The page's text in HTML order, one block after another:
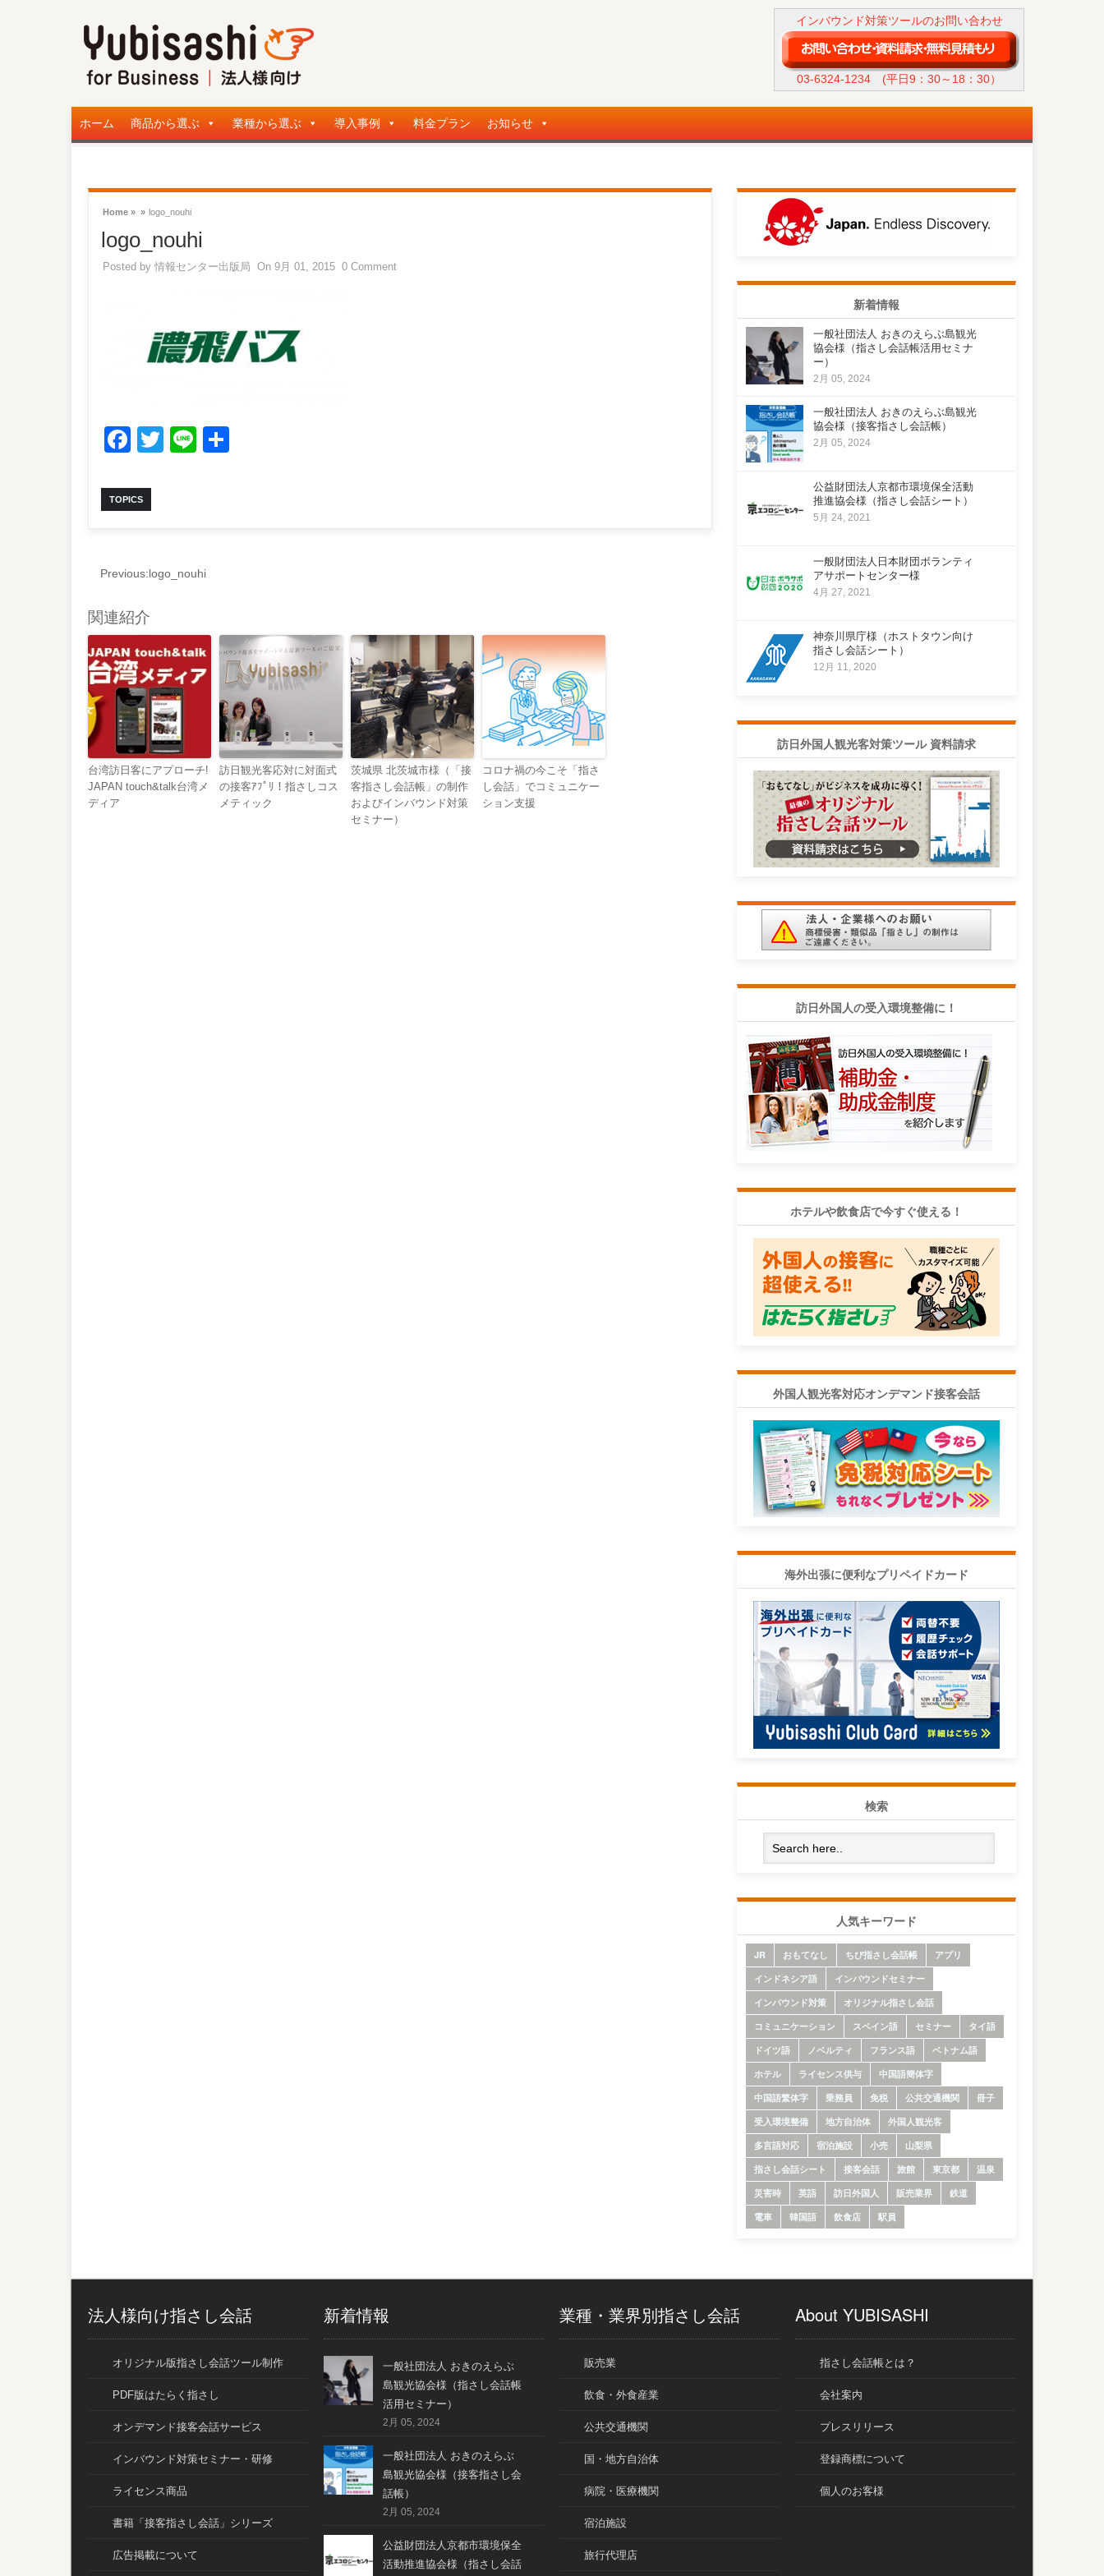
インバウンド対策ツールのお問い合わせ
03-6324-1234 (平日9：30～18：30）
ホーム 商品から選ぶ 業種から選ぶ 導入事例 料金プラン お知らせ
Home » » logo_nouhi
logo_nouhi
Posted by 情報センター出版局 On 9月 01, 2015 0 Comment
Facebook
Twitter
Line
TOPICS
Previous:logo_nouhi
関連紹介
台湾訪日客にアプローチ!
JAPAN touch&talk台湾メ
ディア
訪日観光客応対に対面式
の接客ｱﾌﾟﾘ！指さしコス
メティック
茨城県 北茨城市様（「接
客指さし会話帳」の制作
およびインバウンド対策
セミナー）
コロナ禍の今こそ「指さ
し会話」でコミュニケー
ション支援
新着情報
一般社団法人 おきのえらぶ島観光
協会様（指さし会話帳活用セミナ
ー）
2月 05, 2024
一般社団法人 おきのえらぶ島観光
協会様（接客指さし会話帳）
2月 05, 2024
公益財団法人京都市環境保全活動
推進協会様（指さし会話シート）
5月 24, 2021
一般財団法人日本財団ボランティ
アサポートセンター様
4月 27, 2021
神奈川県庁様（ホストタウン向け
指さし会話シート）
12月 11, 2020
訪日外国人観光客対策ツール 資料請求
訪日外国人の受入環境整備に！
ホテルや飲食店で今すぐ使える！
外国人観光客対応オンデマンド接客会話
海外出張に便利なプリペイドカード
検索
人気キーワード
JR おもてなし ちび指さし会話帳
アプリ
インドネシア語
インバウンドセミナー
インバウンド対策
オリジナル指さし会話
コミュニケーション
スペイン語 セミナー
タイ語
ドイツ語
ノベルティ フランス語
ベトナム語
ホテル
ライセンス供与
中国語簡体字
中国語繁体字
乗務員 免税 公共交通機関
冊子
受入環境整備
地方自治体
外国人観光客
多言語対応
宿泊施設 小売
山梨県
指さし会話シート
接客会話 旅館 東京都
温泉
災害時
英語 訪日外国人 販売業界
鉄道
電車
韓国語 飲食店 駅員
法人様向け指さし会話
オリジナル版指さし会話ツール制作
PDF版はたらく指さし
オンデマンド接客会話サービス
インバウンド対策セミナー・研修
ライセンス商品
書籍「接客指さし会話」シリーズ
広告掲載について
新着情報
一般社団法人 おきのえらぶ
島観光協会様（指さし会話帳
活用セミナー）
2月 05, 2024
一般社団法人 おきのえらぶ
島観光協会様（接客指さし会
話帳）
2月 05, 2024
公益財団法人京都市環境保全
活動推進協会様（指さし会話
業種・業界別指さし会話
販売業
飲食・外食産業
公共交通機関
国・地方自治体
病院・医療機関
宿泊施設
旅行代理店
About YUBISASHI
指さし会話帳とは？
会社案内
プレスリリース
登録商標について
個人のお客様